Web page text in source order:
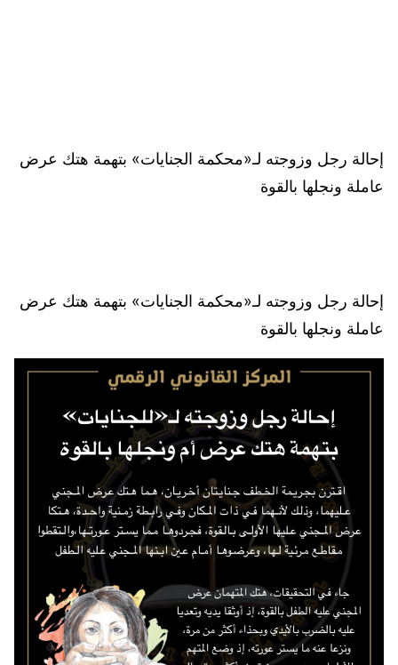
إحالة رجل وزوجته لـ«محكمة الجنايات» بتهمة هتك عرض
عاملة ونجلها بالقوة
إحالة رجل وزوجته لـ«محكمة الجنايات» بتهمة هتك عرض
عاملة ونجلها بالقوة